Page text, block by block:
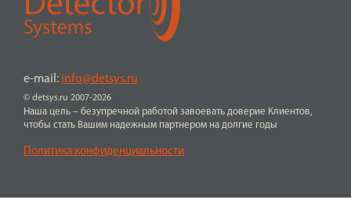
© detsys.ru 2007-2026
e-mail: info@detsys.ru
Наша цель – безупречной работой завоевать доверие Клиентов,
чтобы стать Вашим надежным партнером на долгие годы
Политика конфиденциальности